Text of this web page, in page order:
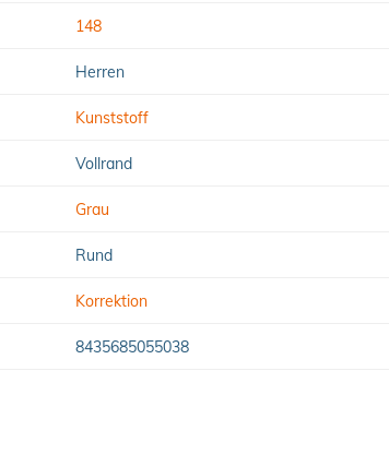
148
Herren
Kunststoff
Vollrand
Grau
Rund
Korrektion
8435685055038